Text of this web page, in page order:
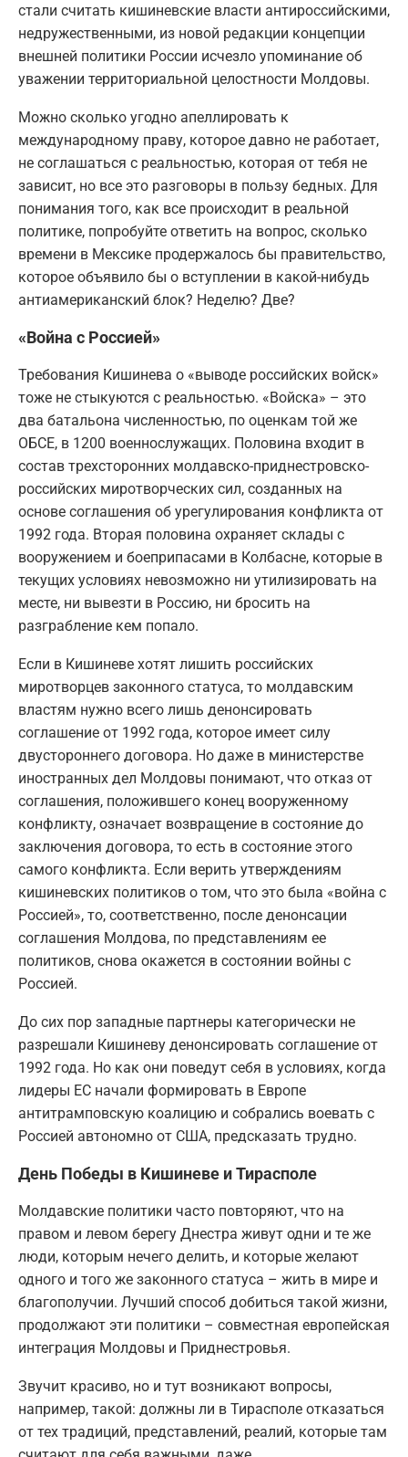
стали считать кишиневские власти антироссийскими,
недружественными, из новой редакции концепции
внешней политики России исчезло упоминание об
уважении территориальной целостности Молдовы.
Можно сколько угодно апеллировать к
международному праву, которое давно не работает,
не соглашаться с реальностью, которая от тебя не
зависит, но все это разговоры в пользу бедных. Для
понимания того, как все происходит в реальной
политике, попробуйте ответить на вопрос, сколько
времени в Мексике продержалось бы правительство,
которое объявило бы о вступлении в какой-нибудь
антиамериканский блок? Неделю? Две?
«Война с Россией»
Требования Кишинева о «выводе российских войск»
тоже не стыкуются с реальностью. «Войска» – это
два батальона численностью, по оценкам той же
ОБСЕ, в 1200 военнослужащих. Половина входит в
состав трехсторонних молдавско-приднестровско-
российских миротворческих сил, созданных на
основе соглашения об урегулирования конфликта от
1992 года. Вторая половина охраняет склады с
вооружением и боеприпасами в Колбасне, которые в
текущих условиях невозможно ни утилизировать на
месте, ни вывезти в Россию, ни бросить на
разграбление кем попало.
Если в Кишиневе хотят лишить российских
миротворцев законного статуса, то молдавским
властям нужно всего лишь денонсировать
соглашение от 1992 года, которое имеет силу
двустороннего договора. Но даже в министерстве
иностранных дел Молдовы понимают, что отказ от
соглашения, положившего конец вооруженному
конфликту, означает возвращение в состояние до
заключения договора, то есть в состояние этого
самого конфликта. Если верить утверждениям
кишиневских политиков о том, что это была «война с
Россией», то, соответственно, после денонсации
соглашения Молдова, по представлениям ее
политиков, снова окажется в состоянии войны с
Россией.
До сих пор западные партнеры категорически не
разрешали Кишиневу денонсировать соглашение от
1992 года. Но как они поведут себя в условиях, когда
лидеры ЕС начали формировать в Европе
антитрамповскую коалицию и собрались воевать с
Россией автономно от США, предсказать трудно.
День Победы в Кишиневе и Тирасполе
Молдавские политики часто повторяют, что на
правом и левом берегу Днестра живут одни и те же
люди, которым нечего делить, и которые желают
одного и того же законного статуса – жить в мире и
благополучии. Лучший способ добиться такой жизни,
продолжают эти политики – совместная европейская
интеграция Молдовы и Приднестровья.
Звучит красиво, но и тут возникают вопросы,
например, такой: должны ли в Тирасполе отказаться
от тех традиций, представлений, реалий, которые там